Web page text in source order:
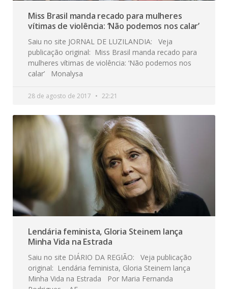
Miss Brasil manda recado para mulheres
vítimas de violência: ‘Não podemos nos calar’
Saiu no site JORNAL DE LUZILANDIA: Veja
publicação original: Miss Brasil manda recado para
mulheres vítimas de violência: ‘Não podemos nos
calar’ Monalysa
28 de agosto de 2017 22:21
Lendária feminista, Gloria Steinem lança
Minha Vida na Estrada
Saiu no site DIÁRIO DA REGIÃO: Veja publicação
original: Lendária feminista, Gloria Steinem lança
Minha Vida na Estrada Por Maria Fernanda